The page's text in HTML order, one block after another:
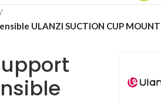
/
ULANZI SUCTION CUP MOUNT